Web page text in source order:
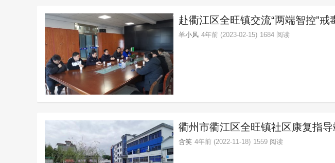
赴衢江区全旺镇交流“两端智控”
羊小风 4年前 (2023-02-15) 1684 阅读
衢州市衢江区全旺镇社区康复指导
含笑 4年前 (2022-11-18) 1559 阅读